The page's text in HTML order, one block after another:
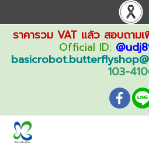
ราคารวม VAT แล้ว สอบถาม
Official ID:
103-